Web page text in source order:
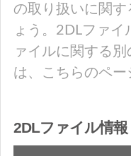
の取り扱いに関
ょう。2DLファイ
ァイルに関する
は、こちらのペー
2DLファイル情報